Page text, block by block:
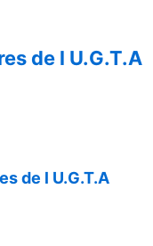
de l U.G.T.A
de l U.G.T.A